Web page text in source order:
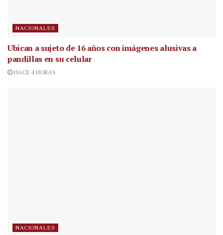
NACIONALES
Ubican a sujeto de 16 años con imágenes alusivas a
pandillas en su celular
HACE 4 HORAS
NACIONALES